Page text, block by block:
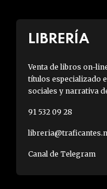
LIBRERÍA
Venta de libros on-
títulos especializado
sociales y narrativa
91 532 09 28
Canal de Telegram